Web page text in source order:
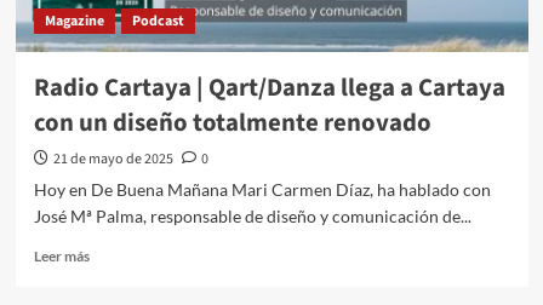
Magazine Podcast
Radio Cartaya | Qart/Danza llega a Cartaya
con un diseño totalmente renovado
21 de mayo de 2025
0
Hoy en De Buena Mañana Mari Carmen Díaz, ha hablado con
José Mª Palma, responsable de diseño y comunicación de...
Leer más